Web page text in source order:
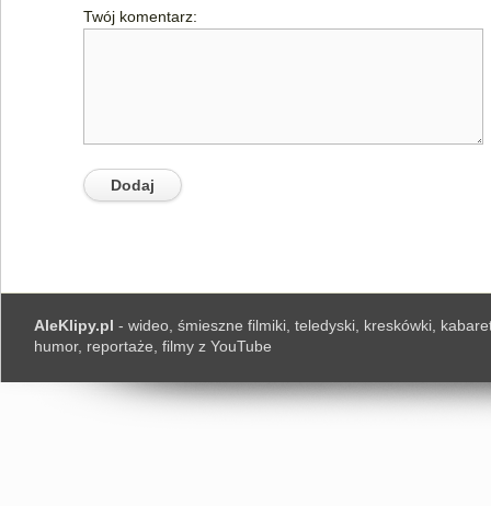
Twój komentarz:
AleKlipy.pl - wideo, śmieszne filmiki, teledyski, kreskówki,
humor, reportaże, filmy z YouTube